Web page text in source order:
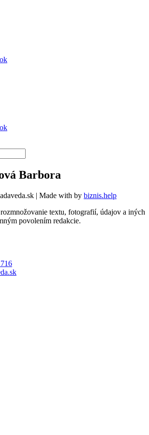
Barbora
| Made with by biznis.help
textu, fotografií, údajov a iných
povolením redakcie.